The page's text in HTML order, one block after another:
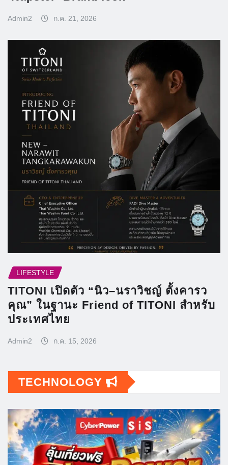
Admin2 ก.ค. 21, 2026
LIFESTYLE
TITONI เปิดตัว “นิว–นราวิชญ์ ตั้งคารว
คุณ” ในฐานะ Friend of TITONI สำหรับ
ประเทศไทย
Admin2 ก.ค. 15, 2026
TECHNOLOGY